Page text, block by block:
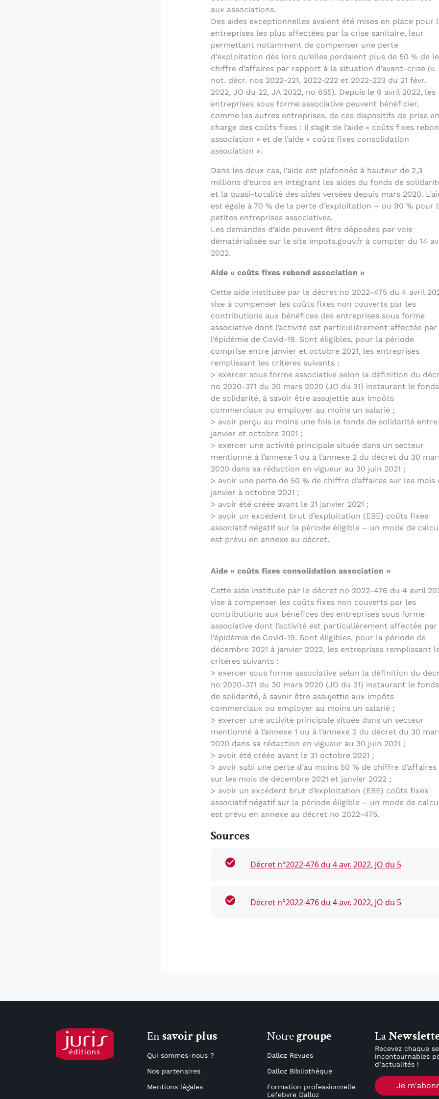
aux associations.
Des aides exceptionnelles avaient été mises en place pour
entreprises les plus affectées par la crise sanitaire, leur
permettant notamment de compenser une perte
d’exploitation dès lors qu’elles perdaient plus de 50 % de
chiffre d’affaires par rapport à la situation d’avant-crise (v.
not. décr. nos 2022-221, 2022-222 et 2022-223 du 21 févr.
2022, JO du 22, JA 2022, no 655). Depuis le 6 avril 2022, les
entreprises sous forme associative peuvent bénéficier,
comme les autres entreprises, de ces dispositifs de prise en
charge des coûts fixes : il s’agit de l’aide « coûts fixes
association » et de l’aide « coûts fixes consolidation
association ».
Dans les deux cas, l’aide est plafonnée à hauteur de 2,3
millions d’euros en intégrant les aides du fonds de
et la quasi-totalité des aides versées depuis mars 2020.
est égale à 70 % de la perte d’exploitation – ou 90 % pour
petites entreprises associatives.
Les demandes d’aide peuvent être déposées par voie
dématérialisée sur le site impots.gouv.fr à compter du 14
2022.
Aide « coûts fixes rebond association »
Cette aide instituée par le décret no 2022-475 du 4 avril
vise à compenser les coûts fixes non couverts par les
contributions aux bénéfices des entreprises sous forme
associative dont l’activité est particulièrement affectée par
l’épidémie de Covid-19. Sont éligibles, pour la période
comprise entre janvier et octobre 2021, les entreprises
remplissant les critères suivants :
> exercer sous forme associative selon la définition du
no 2020-371 du 30 mars 2020 (JO du 31) instaurant le fonds
de solidarité, à savoir être assujettie aux impôts
commerciaux ou employer au moins un salarié ;
> avoir perçu au moins une fois le fonds de solidarité entre
janvier et octobre 2021 ;
> exercer une activité principale située dans un secteur
mentionné à l’annexe 1 ou à l’annexe 2 du décret du 30
2020 dans sa rédaction en vigueur au 30 juin 2021 ;
> avoir une perte de 50 % de chiffre d’affaires sur les mois
janvier à octobre 2021 ;
> avoir été créée avant le 31 janvier 2021 ;
> avoir un excédent brut d’exploitation (EBE) coûts fixes
associatif négatif sur la période éligible – un mode de
est prévu en annexe au décret.
Aide « coûts fixes consolidation association »
Cette aide instituée par le décret no 2022-476 du 4 avril
vise à compenser les coûts fixes non couverts par les
contributions aux bénéfices des entreprises sous forme
associative dont l’activité est particulièrement affectée par
l’épidémie de Covid-19. Sont éligibles, pour la période de
décembre 2021 à janvier 2022, les entreprises remplissant
critères suivants :
> exercer sous forme associative selon la définition du
no 2020-371 du 30 mars 2020 (JO du 31) instaurant le fonds
de solidarité, à savoir être assujettie aux impôts
commerciaux ou employer au moins un salarié ;
> exercer une activité principale située dans un secteur
mentionné à l’annexe 1 ou à l’annexe 2 du décret du 30
2020 dans sa rédaction en vigueur au 30 juin 2021 ;
> avoir été créée avant le 31 octobre 2021 ;
> avoir subi une perte d’au moins 50 % de chiffre d’affaires
sur les mois de décembre 2021 et janvier 2022 ;
> avoir un excédent brut d’exploitation (EBE) coûts fixes
associatif négatif sur la période éligible – un mode de
est prévu en annexe au décret no 2022-475.
Sources
Décret n°2022-476 du 4 avr. 2022, JO du 5
Décret n°2022-476 du 4 avr. 2022, JO du 5
Ensavoir plus
Qui sommes-nous ?
Nos partenaires
Mentions légales
Notregroupe
Dalloz Revues
Dalloz Bibliothèque
Formation professionnelle
Lefebvre Dalloz
La
Recevez chaque
incontournables
d’actualités !
Je